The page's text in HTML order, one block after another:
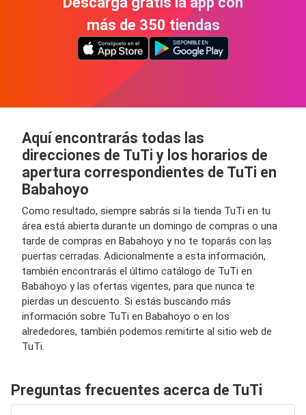
más de 350 tiendas
Aquí encontrarás todas las
direcciones de TuTi y los horarios de
apertura correspondientes de TuTi en
Babahoyo
Como resultado, siempre sabrás si la tienda TuTi en tu
área está abierta durante un domingo de compras o una
tarde de compras en Babahoyo y no te toparás con las
puertas cerradas. Adicionalmente a esta información,
también encontrarás el último catálogo de TuTi en
Babahoyo y las ofertas vigentes, para que nunca te
pierdas un descuento. Si estás buscando más
información sobre TuTi en Babahoyo o en los
alrededores, también podemos remitirte al sitio web de
TuTi.
Preguntas frecuentes acerca de TuTi